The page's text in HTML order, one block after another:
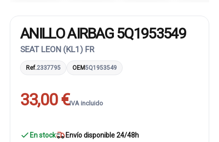
ANILLO AIRBAG 5Q1953549
SEAT LEON (KL1) FR
Ref.2337795 OEM5Q1953549
33,00 €IVA incluido
En stock Envío disponible 24/48h